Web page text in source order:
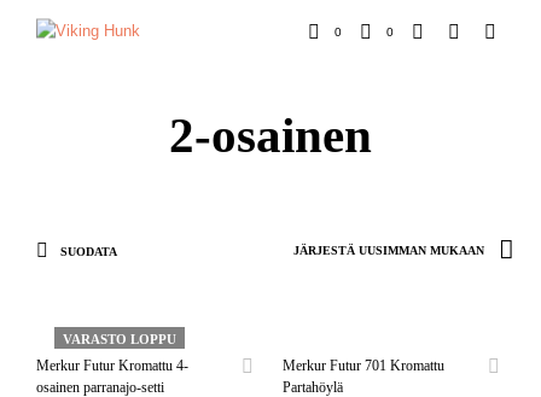
0 0
2-osainen
SUODATA
VARASTO LOPPU
Merkur Futur Kromattu 4-
osainen parranajo-setti
Merkur Futur 701 Kromattu
Partahöylä